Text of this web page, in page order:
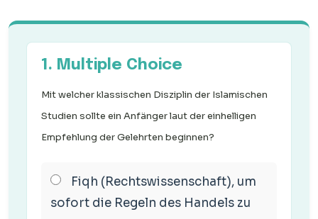
1. Multiple Choice
Mit welcher klassischen Disziplin der Islamischen
Studien sollte ein Anfänger laut der einhelligen
Empfehlung der Gelehrten beginnen?
Fiqh (Rechtswissenschaft), um
sofort die Regeln des Handels zu